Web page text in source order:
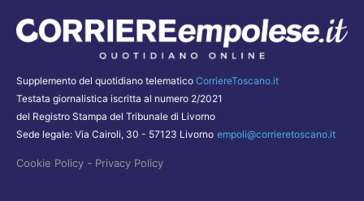
Supplemento del quotidiano telematico CorriereToscano.it
Testata giornalistica iscritta al numero 2/2021
del Registro Stampa del Tribunale di Livorno
Sede legale: Via Cairoli, 30 - 57123 Livorno empoli@corrieretoscano.it
Cookie Policy - Privacy Policy